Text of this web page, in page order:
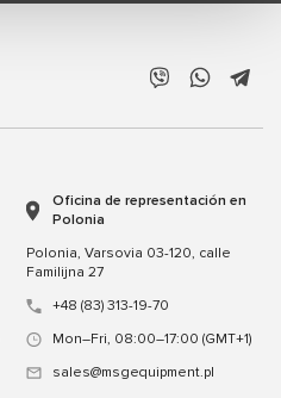
Oficina de representación en
Polonia
Polonia, Varsovia 03-120, calle
Familijna 27
+48 (83) 313-19-70
Mon–Fri, 08:00–17:00 (GMT+1)
sales@msgequipment.pl